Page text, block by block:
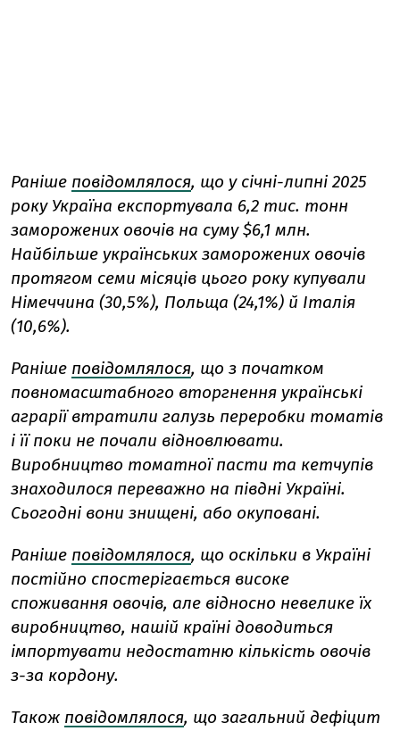
Раніше повідомлялося, що у січні-липні 2025
року Україна експортувала 6,2 тис. тонн
заморожених овочів на суму $6,1 млн.
Найбільше українських заморожених овочів
протягом семи місяців цього року купували
Німеччина (30,5%), Польща (24,1%) й Італія
(10,6%).
Раніше повідомлялося, що з початком
повномасштабного вторгнення українські
аграрії втратили галузь переробки томатів
і її поки не почали відновлювати.
Виробництво томатної пасти та кетчупів
знаходилося переважно на півдні Україні.
Сьогодні вони знищені, або окуповані.
Раніше повідомлялося, що оскільки в Україні
постійно спостерігається високе
споживання овочів, але відносно невелике їх
виробництво, нашій країні доводиться
імпортувати недостатню кількість овочів
з-за кордону.
Також повідомлялося, що загальний дефіцит